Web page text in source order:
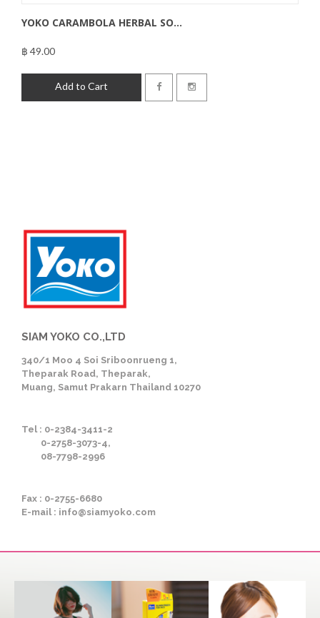
YOKO CARAMBOLA HERBAL SO...
฿ 49.00
Add to Cart
SIAM YOKO CO.,LTD
340/1 Moo 4 Soi Sriboonrueng 1,
Theparak Road, Theparak,
Muang, Samut Prakarn Thailand 10270
Tel : 0-2384-3411-2
0-2758-3073-4,
08-7798-2996
Fax : 0-2755-6680
E-mail : info@siamyoko.com